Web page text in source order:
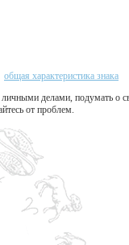
общая характеристика знака
делами, подумать о
от проблем.